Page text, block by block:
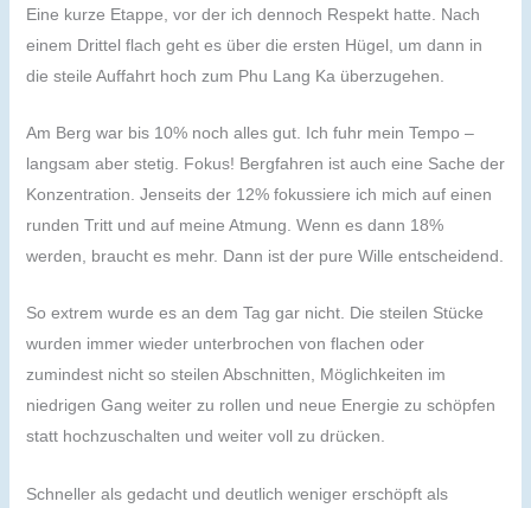
Eine kurze Etappe, vor der ich dennoch Respekt hatte. Nach
einem Drittel flach geht es über die ersten Hügel, um dann in
die steile Auffahrt hoch zum Phu Lang Ka überzugehen.
Am Berg war bis 10% noch alles gut. Ich fuhr mein Tempo –
langsam aber stetig. Fokus! Bergfahren ist auch eine Sache der
Konzentration. Jenseits der 12% fokussiere ich mich auf einen
runden Tritt und auf meine Atmung. Wenn es dann 18%
werden, braucht es mehr. Dann ist der pure Wille entscheidend.
So extrem wurde es an dem Tag gar nicht. Die steilen Stücke
wurden immer wieder unterbrochen von flachen oder
zumindest nicht so steilen Abschnitten, Möglichkeiten im
niedrigen Gang weiter zu rollen und neue Energie zu schöpfen
statt hochzuschalten und weiter voll zu drücken.
Schneller als gedacht und deutlich weniger erschöpft als